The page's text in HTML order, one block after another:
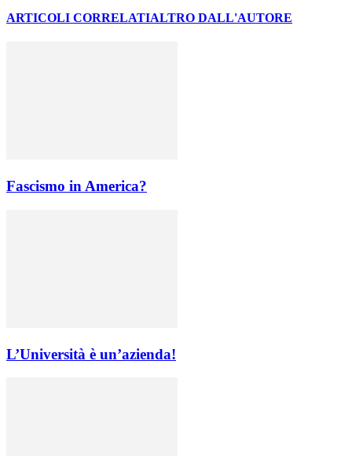
ARTICOLI CORRELATIALTRO DALL'AUTORE
Fascismo in America?
L’Università è un’azienda!